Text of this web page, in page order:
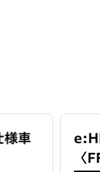
様車
〈